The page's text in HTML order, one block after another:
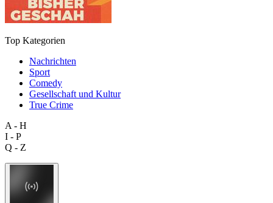
Top Kategorien
Nachrichten
Sport
Comedy
Gesellschaft und Kultur
True Crime
A - H
I - P
Q - Z